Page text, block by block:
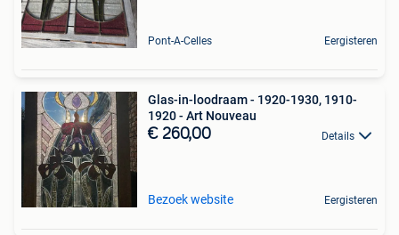
Pont-A-Celles Eergisteren
Glas-in-loodraam - 1920-1930, 1910-
1920 - Art Nouveau
€ 260,00 Details
Bezoek website Eergisteren